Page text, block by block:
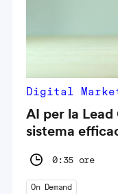
Digital
AI per la
sistema
0:35 ore
On Demand